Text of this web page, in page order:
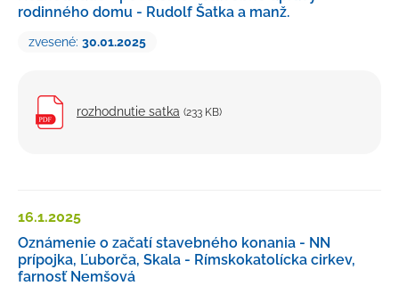
rodinného domu - Rudolf Šatka a manž.
zvesené: 30.01.2025
rozhodnutie satka (233 KB)
16.1.2025
Oznámenie o začatí stavebného konania - NN
prípojka, Ľuborča, Skala - Rímskokatolícka cirkev,
farnosť Nemšová